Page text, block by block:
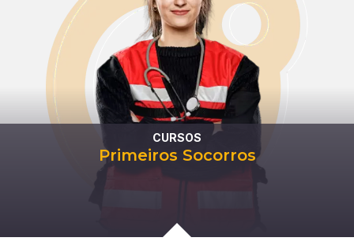
CURSOS
Primeiros Socorros